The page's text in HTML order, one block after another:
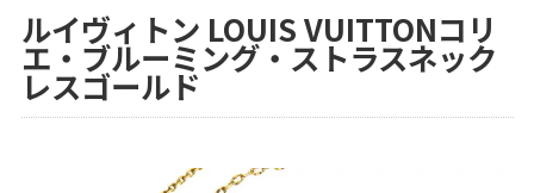
ルイヴィトン LOUIS VUITTONコリ
エ・ブルーミング・ストラスネック
レスゴールド